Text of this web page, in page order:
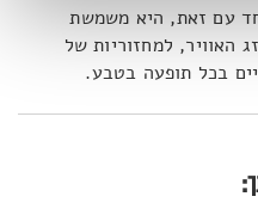
עם זאת, היא משמשת
האוויר, למחזוריות של
בכל תופעה בטבע.